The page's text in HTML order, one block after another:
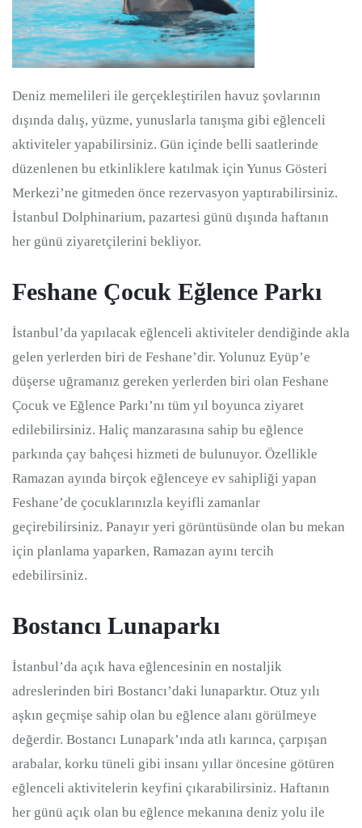
Deniz memelileri ile gerçekleştirilen havuz şovlarının
dışında dalış, yüzme, yunuslarla tanışma gibi eğlenceli
aktiviteler yapabilirsiniz. Gün içinde belli saatlerinde
düzenlenen bu etkinliklere katılmak için Yunus Gösteri
Merkezi’ne gitmeden önce rezervasyon yaptırabilirsiniz.
İstanbul Dolphinarium, pazartesi günü dışında haftanın
her günü ziyaretçilerini bekliyor.
Feshane Çocuk Eğlence Parkı
İstanbul’da yapılacak eğlenceli aktiviteler dendiğinde akla
gelen yerlerden biri de Feshane’dir. Yolunuz Eyüp’e
düşerse uğramanız gereken yerlerden biri olan Feshane
Çocuk ve Eğlence Parkı’nı tüm yıl boyunca ziyaret
edilebilirsiniz. Haliç manzarasına sahip bu eğlence
parkında çay bahçesi hizmeti de bulunuyor. Özellikle
Ramazan ayında birçok eğlenceye ev sahipliği yapan
Feshane’de çocuklarınızla keyifli zamanlar
geçirebilirsiniz. Panayır yeri görüntüsünde olan bu mekan
için planlama yaparken, Ramazan ayını tercih
edebilirsiniz.
Bostancı Lunaparkı
İstanbul’da açık hava eğlencesinin en nostaljik
adreslerinden biri Bostancı’daki lunaparktır. Otuz yılı
aşkın geçmişe sahip olan bu eğlence alanı görülmeye
değerdir. Bostancı Lunapark’ında atlı karınca, çarpışan
arabalar, korku tüneli gibi insanı yıllar öncesine götüren
eğlenceli aktivitelerin keyfini çıkarabilirsiniz. Haftanın
her günü açık olan bu eğlence mekanına deniz yolu ile